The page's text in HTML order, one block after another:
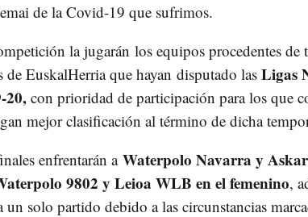
de la Covid-19 que sufrimos.
la jugarán los equipos procedentes de
de EuskalHerria que hayan disputado las Ligas
20,con prioridad de participación para los que
mejor clasificación al término de dicha
enfrentarán a Waterpolo Navarra y
9802 y Leioa WLB en el femenino,
un solo partido debido a las circunstancias